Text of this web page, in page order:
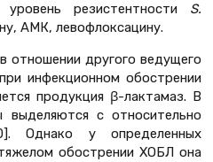
резистентности S.
АМК, левофлоксацину.
отношении другого ведущего
инфекционном обострении
продукция β-лактамаз. В
с относительно
Однако у определенных
обострении ХОБЛ она